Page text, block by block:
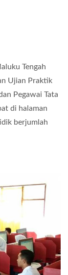
Tengah
Ujian Praktik
Pegawai Tata
di halaman
berjumlah